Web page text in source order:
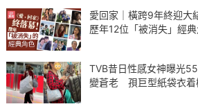
愛回家｜橫跨9年終迎
歷年12位「被消失」經
TVB昔日性感女神曝光
變蒼老 孭巨型紙袋衣着